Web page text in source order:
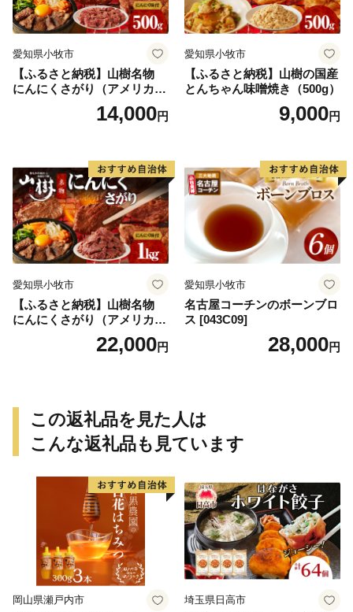
愛知県小牧市
【ふるさと納税】山樹名物
にんにくさがり（アメリカ産
14,000円
愛知県小牧市
【ふるさと納税】山樹の国産
とんちゃん味噌焼き（500g）
9,000円
愛知県小牧市
【ふるさと納税】山樹名物
にんにくさがり（アメリカ産
22,000円
愛知県小牧市
名古屋コーチンのボーンブロ
ス [043C09]
28,000円
この返礼品を見た人は
こんな返礼品も見ています
岡山県瀬戸内市 埼玉県日高市